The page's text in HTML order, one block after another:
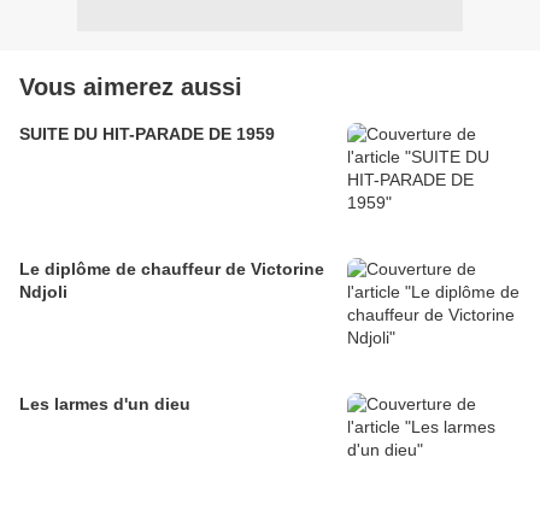
Vous aimerez aussi
SUITE DU HIT-PARADE DE 1959
Le diplôme de chauffeur de Victorine
Ndjoli
Les larmes d'un dieu